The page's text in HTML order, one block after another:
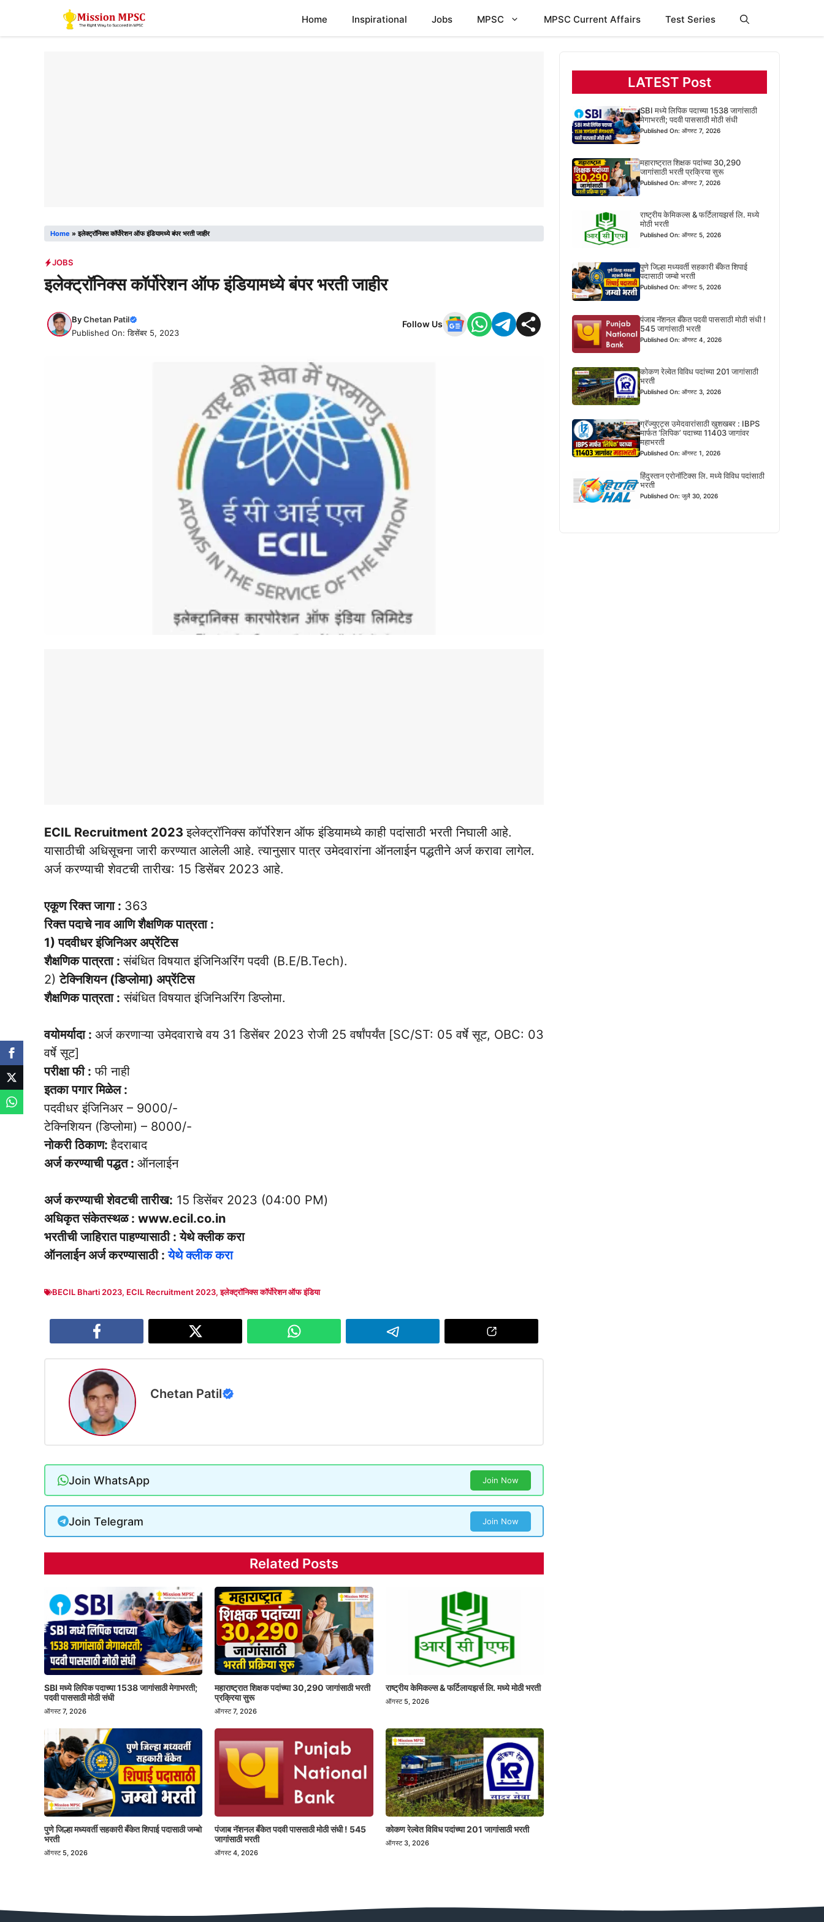
Home Inspirational Jobs MPSC MPSC Current Affairs Test Series
Home »इलेक्ट्रॉनिक्स कॉर्पोरेशन ऑफ इंडियामध्ये बंपर भरती जाहीर
JOBS
इलेक्ट्रॉनिक्स कॉर्पोरेशन ऑफ इंडियामध्ये बंपर भरती जाहीर
ByChetan Patil
Published On: डिसेंबर 5, 2023
Follow Us
ECIL Recruitment 2023इलेक्ट्रॉनिक्स कॉर्पोरेशन ऑफ इंडियामध्ये काही पदांसाठी भरती निघाली आहे.
यासाठीची अधिसूचना जारी करण्यात आलेली आहे. त्यानुसार पात्र उमेदवारांना ऑनलाईन पद्धतीने अर्ज करावा लागेल.
अर्ज करण्याची शेवटची तारीख: 15 डिसेंबर 2023 आहे.
एकूण रिक्त जागा : 363
रिक्त पदाचे नाव आणि शैक्षणिक पात्रता :
1) पदवीधर इंजिनिअर अप्रेंटिस
शैक्षणिक पात्रता :संबंधित विषयात इंजिनिअरिंग पदवी (B.E/B.Tech).
2)टेक्निशियन (डिप्लोमा) अप्रेंटिस
शैक्षणिक पात्रता : संबंधित विषयात इंजिनिअरिंग डिप्लोमा.
वयोमर्यादा : अर्ज करणाऱ्या उमेदवाराचे वय 31 डिसेंबर 2023 रोजी 25 वर्षांपर्यंत [SC/ST: 05 वर्षे सूट, OBC: 03
वर्षे सूट]
परीक्षा फी : फी नाही
इतका पगार मिळेल :
पदवीधर इंजिनिअर – 9000/-
टेक्निशियन (डिप्लोमा) – 8000/-
नोकरी ठिकाण:हैदराबाद
अर्ज करण्याची पद्धत : ऑनलाईन
अर्ज करण्याची शेवटची तारीख: 15 डिसेंबर 2023 (04:00 PM)
अधिकृत संकेतस्थळ : www.ecil.co.in
भरतीची जाहिरात पाहण्यासाठी : येथे क्लीक करा
ऑनलाईन अर्ज करण्यासाठी :येथे क्लीक करा
BECIL Bharti 2023, ECIL Recruitment 2023,इलेक्ट्रॉनिक्स कॉर्पोरेशन ऑफ इंडिया
Chetan Patil
Join WhatsApp Join Now
Join Telegram Join Now
Related Posts
SBI मध्ये लिपिक पदाच्या 1538 जागांसाठी मेगाभरती;
पदवी पाससाठी मोठी संधी
ऑगस्ट 7, 2026
महाराष्ट्रात शिक्षक पदांच्या 30,290 जागांसाठी भरती
प्रक्रिया सुरू
ऑगस्ट 7, 2026
राष्ट्रीय केमिकल्स & फर्टिलायझर्स लि. मध्ये मोठी भरती
ऑगस्ट 5, 2026
पुणे जिल्हा मध्यवर्ती सहकारी बँकेत शिपाई पदासाठी जम्बो
भरती
ऑगस्ट 5, 2026
पंजाब नॅशनल बँकेत पदवी पाससाठी मोठी संधी ! 545
जागांसाठी भरती
ऑगस्ट 4, 2026
कोकण रेल्वेत विविध पदांच्या 201 जागांसाठी भरती
ऑगस्ट 3, 2026
LATEST Post
SBI मध्ये लिपिक पदाच्या 1538 जागांसाठी
मेगाभरती; पदवी पाससाठी मोठी संधी
Published On: ऑगस्ट 7, 2026
महाराष्ट्रात शिक्षक पदांच्या 30,290
जागांसाठी भरती प्रक्रिया सुरू
Published On: ऑगस्ट 7, 2026
राष्ट्रीय केमिकल्स & फर्टिलायझर्स लि. मध्ये
मोठी भरती
Published On: ऑगस्ट 5, 2026
पुणे जिल्हा मध्यवर्ती सहकारी बँकेत शिपाई
पदासाठी जम्बो भरती
Published On: ऑगस्ट 5, 2026
पंजाब नॅशनल बँकेत पदवी पाससाठी मोठी संधी !
545 जागांसाठी भरती
Published On: ऑगस्ट 4, 2026
कोकण रेल्वेत विविध पदांच्या 201 जागांसाठी
भरती
Published On: ऑगस्ट 3, 2026
ग्रॅज्युएट्स उमेदवारांसाठी खुशखबर : IBPS
मार्फत ‘लिपिक’ पदाच्या 11403 जागांवर
महाभरती
Published On: ऑगस्ट 1, 2026
हिंदुस्तान एरोनॉटिक्स लि. मध्ये विविध पदांसाठी
भरती
Published On: जुलै 30, 2026